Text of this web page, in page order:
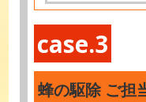
case.3
蜂の駆除 ご担